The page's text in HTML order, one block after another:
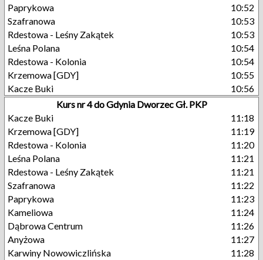
Paprykowa
10:52
Szafranowa
10:53
Rdestowa - Leśny Zakątek
10:53
Leśna Polana
10:54
Rdestowa - Kolonia
10:54
Krzemowa [GDY]
10:55
Kacze Buki
10:56
Kurs nr 4 do Gdynia Dworzec Gł. PKP
Kacze Buki
11:18
Krzemowa [GDY]
11:19
Rdestowa - Kolonia
11:20
Leśna Polana
11:21
Rdestowa - Leśny Zakątek
11:21
Szafranowa
11:22
Paprykowa
11:23
Kameliowa
11:24
Dąbrowa Centrum
11:26
Anyżowa
11:27
Karwiny Nowowiczlińska
11:28